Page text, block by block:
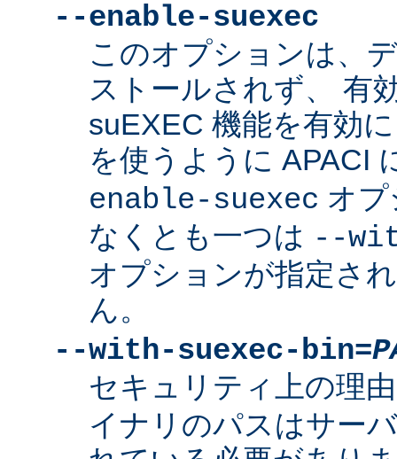
--enable-suexec
このオプションは、
ストールされず、 有
suEXEC 機能を有効
を使うように APACI
enable-suexec オ
なくとも一つは --
オプションが指定さ
ん。
--with-suexec-bin=
セキュリティ上の理
イナリのパスはサー